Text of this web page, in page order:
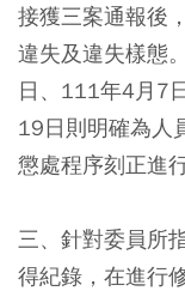
接獲三案通報後
違失及違失樣態
日、111年4月7
19日則明確為人
懲處程序刻正進行
三、針對委員所
得紀錄，在進行